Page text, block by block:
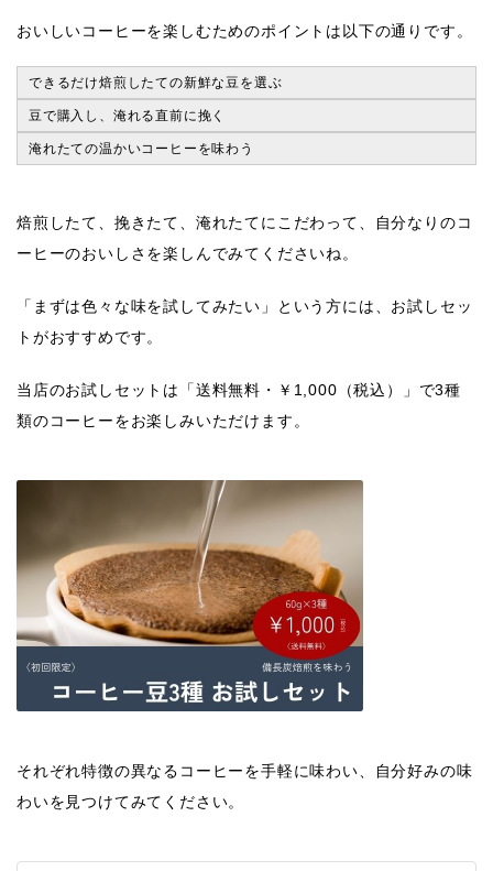
おいしいコーヒーを楽しむためのポイントは以下の通りです。
できるだけ焙煎したての新鮮な豆を選ぶ
豆で購入し、淹れる直前に挽く
淹れたての温かいコーヒーを味わう
焙煎したて、挽きたて、淹れたてにこだわって、自分なりのコ
ーヒーのおいしさを楽しんでみてくださいね。
「まずは色々な味を試してみたい」という方には、お試しセッ
トがおすすめです。
当店のお試しセットは「送料無料・￥1,000（税込）」で3種
類のコーヒーをお楽しみいただけます。
それぞれ特徴の異なるコーヒーを手軽に味わい、自分好みの味
わいを見つけてみてください。